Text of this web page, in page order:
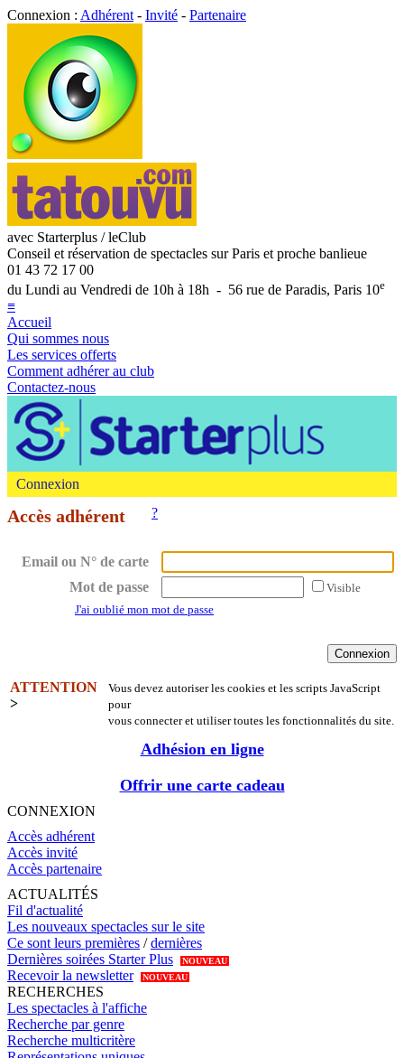
Connexion : Adhérent - Invité - Partenaire
avec Starterplus / leClub
Conseil et réservation de spectacles sur Paris et proche banlieue
01 43 72 17 00
du Lundi au Vendredi de 10h à 18h - 56 rue de Paradis, Paris 10e
≡
Accueil
Qui sommes nous
Les services offerts
Comment adhérer au club
Contactez-nous
Connexion
Accès adhérent ?
Email ou N° de carte
Mot de passe
Visible
J'ai oublié mon mot de passe
ATTENTION
>
Vous devez autoriser les cookies et les scripts JavaScript
pour
vous connecter et utiliser toutes les fonctionnalités du site.
Adhésion en ligne
Offrir une carte cadeau
CONNEXION
Accès adhérent
Accès invité
Accès partenaire
ACTUALITÉS
Fil d'actualité
Les nouveaux spectacles sur le site
Ce sont leurs premières /dernières
Dernières soirées Starter Plus
NOUVEAU
Recevoir la newsletter NOUVEAU
RECHERCHES
Les spectacles à l'affiche
Recherche par genre
Recherche multicritère